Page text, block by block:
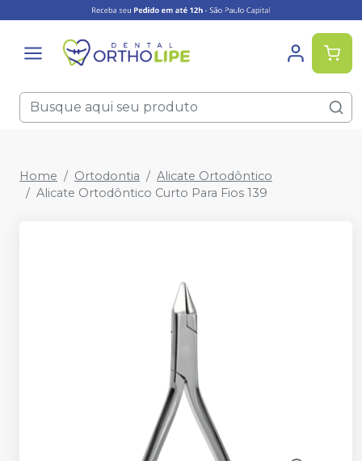
Home Ortodontia
Alicate Ortodôntico
Alicate Ortodôntico Curto Para Fios 139